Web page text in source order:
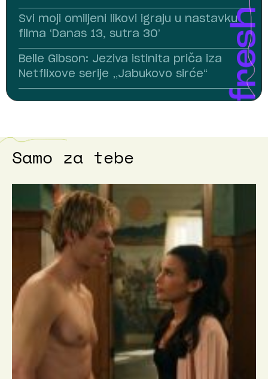
Svi moji omiljeni likovi igraju u nastavku
filma ‘Danas 13, sutra 30’
Belle Gibson: Jeziva istinita priča iza
Netflixove serije „Jabukovo sirće“
Samo za tebe